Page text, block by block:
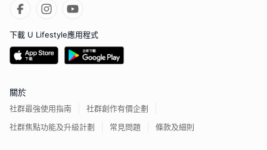
下載 U Lifestyle應用程式
關於
社群最強使用指南
社群創作有價企劃
社群焦點功能及升級計劃
常見問題 條款及細則